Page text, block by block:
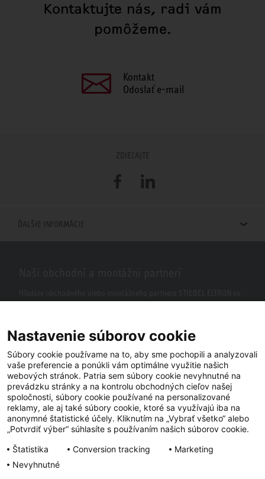
Kontaktujte nás, radi vám
pomôžeme.
Kontakt
Odoslať e-mail
ZDIEĽAJTE
FacebookLinkedIn
ĎALŠIE INFORMÁCIE
Facebook YouTube LinkedIn
Instagram
Nastavenie súborov cookie
Súbory cookie používame na to, aby sme pochopili a analyzovali
vaše preferencie a ponúkli vám optimálne využitie našich
webových stránok. Patria sem súbory cookie nevyhnutné na
prevádzku stránky a na kontrolu obchodných cieľov našej
spoločnosti, súbory cookie používané na personalizované
reklamy, ale aj také súbory cookie, ktoré sa využívajú iba na
anonymné štatistické účely. Kliknutím na „Vybrať všetko“ alebo
„Potvrdiť výber“ súhlasíte s používaním našich súborov cookie.
Štatistika
Conversion tracking
Marketing
Nevyhnutné